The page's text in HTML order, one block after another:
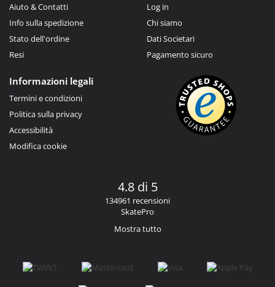
Aiuto & Contatti
Info sulla spedizione
Stato dell'ordine
Resi
Log in
Chi siamo
Dati Societari
Pagamento sicuro
Informazioni legali
Termini e condizioni
Politica sulla privacy
Accessibilità
Modifica cookie
4.8 di 5
134961 recensioni
SkatePro
Mostra tutto